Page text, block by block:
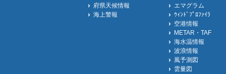
府県天候情報
海上警報
エマグラム
ｳｨﾝﾄﾞﾌﾟﾛﾌｧｲﾗ
空港情報
METAR・TAF
海水温情報
波浪情報
風予測図
雲量図